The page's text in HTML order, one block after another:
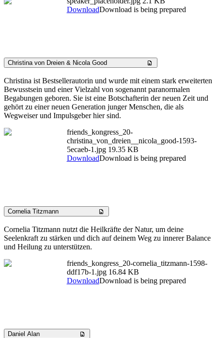
DownloadDownload is being prepared
Christina von Dreien & Nicola Good
Christina ist Bestsellerautorin und wurde mit einem stark erweiterten
Bewusstsein und einer Vielzahl von sogenannt paranormalen
Begabungen geboren. Sie ist eine Botschafterin der neuen Zeit und
gehört zu einer neuen Generation junger Menschen, die als
Wegweiser und Impulsgeber hier sind.
friends_kongress_20-
christina_von_dreien__nicola_good-1593-
5ecaeb-1.jpg 19.35 KB
DownloadDownload is being prepared
Cornelia Titzmann
Cornelia Titzmann nutzt die Heilkräfte der Natur, um deine
Seelenkraft zu stärken und dich auf deinem Weg zu innerer Balance
und Heilung zu unterstützen.
friends_kongress_20-cornelia_titzmann-1598-
ddf17b-1.jpg 16.84 KB
DownloadDownload is being prepared
Daniel Alan